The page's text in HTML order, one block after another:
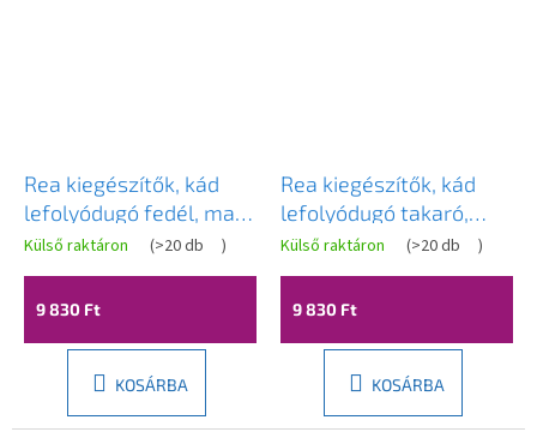
Rea kiegészítők, kád
lefolyódugó fedél, matt
arany, REA-00999
Külső raktáron (>20 db )
9 830 Ft
KOSÁRBA
Rea kiegészítők, kád
lefolyódugó takaró,
matt réz, REA-01000
Külső raktáron (>20 db )
9 830 Ft
KOSÁRBA